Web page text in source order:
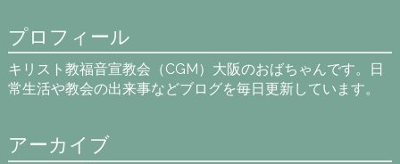
プロフィール
キリスト教福音宣教会（CGM）大阪のおばちゃんです。日
常生活や教会の出来事などブログを毎日更新しています。
アーカイブ